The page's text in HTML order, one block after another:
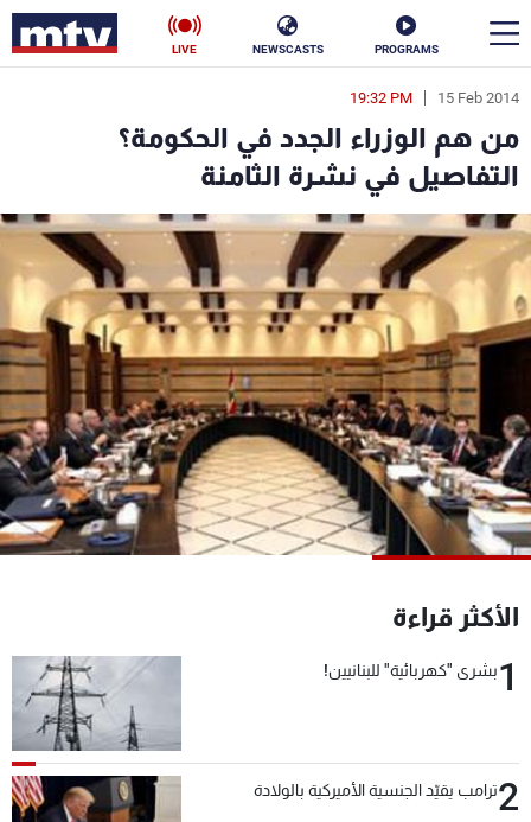
PROGRAMS
NEWSCASTS
LIVE
15 Feb 2014
19:32 PM
من هم الوزراء الجدد في الحكومة؟
التفاصيل في نشرة الثامنة
الأكثر قراءة
1بشرى "كهربائية" للبنانيين!
2ترامب يقيّد الجنسية الأميركية بالولادة
en
الأخبار
سياسة ناس
إقتصاد فن
منوعات رياضة
كأس العالم
البرامج
جدول البرامج
شاهد البرامج
عن MTV
الإنـتـاج
سياسة الخصوصية